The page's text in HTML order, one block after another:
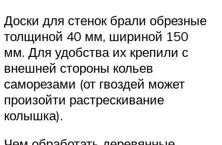
Доски для стенок брали обрезные
толщиной 40 мм, шириной 150
мм. Для удобства их крепили с
внешней стороны кольев
саморезами (от гвоздей может
произойти растрескивание
колышка).